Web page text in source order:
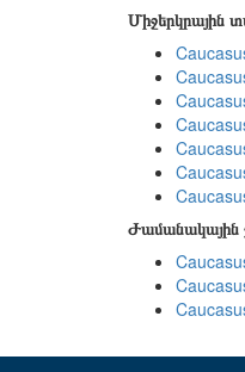
Միջերկրային
Ժամանակային